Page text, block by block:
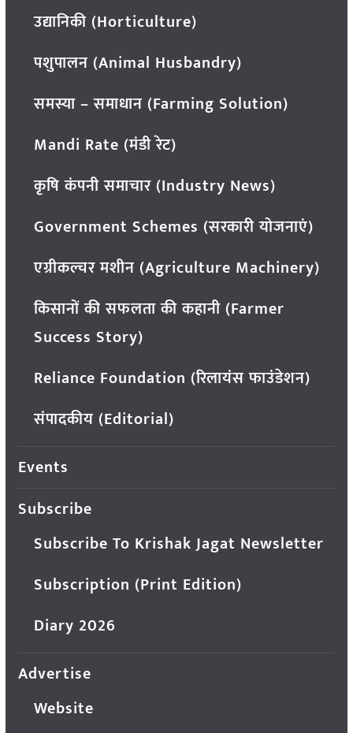
उद्यानिकी (Horticulture)
पशुपालन (Animal Husbandry)
समस्या – समाधान (Farming Solution)
Mandi Rate (मंडी रेट)
कृषि कंपनी समाचार (Industry News)
Government Schemes (सरकारी योजनाएं)
एग्रीकल्चर मशीन (Agriculture Machinery)
किसानों की सफलता की कहानी (Farmer
Success Story)
Reliance Foundation (रिलायंस फाउंडेशन)
संपादकीय (Editorial)
Events
Subscribe
Subscribe To Krishak Jagat Newsletter
Subscription (Print Edition)
Diary 2026
Advertise
Website